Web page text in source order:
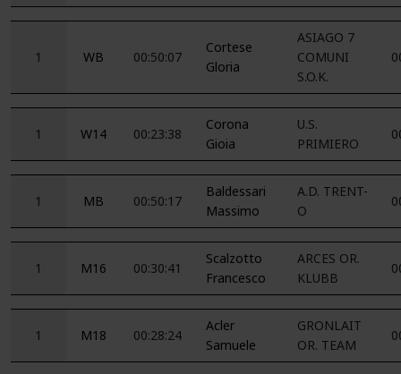
1 WB 00:50:07
Cortese
Gloria
ASIAGO 7
COMUNI
S.O.K.
1 W14 00:23:38
Corona
Gioia
U.S.
PRIMIERO
1 MB 00:50:17
Baldessari
Massimo
A.D. TRENT-
O
1 M16 00:30:41
Scalzotto
Francesco
ARCES OR.
KLUBB
1 M18 00:28:24
Acler
Samuele
GRONLAIT
OR. TEAM